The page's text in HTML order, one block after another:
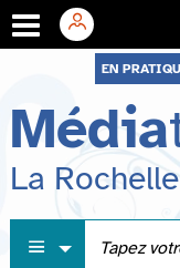
menu
contenu
recherche
EN
Média
La